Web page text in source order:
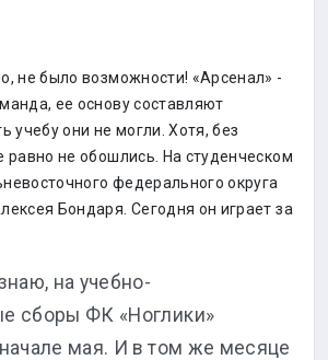
не было возможности! «Арсенал» -
ее основу составляют
учебу они не могли. Хотя, без
равно не обошлись. На студенческом
федерального округа
Бондаря. Сегодня он играет за
на учебно-
сборы ФК «Ноглики»
мая. И в том же месяце